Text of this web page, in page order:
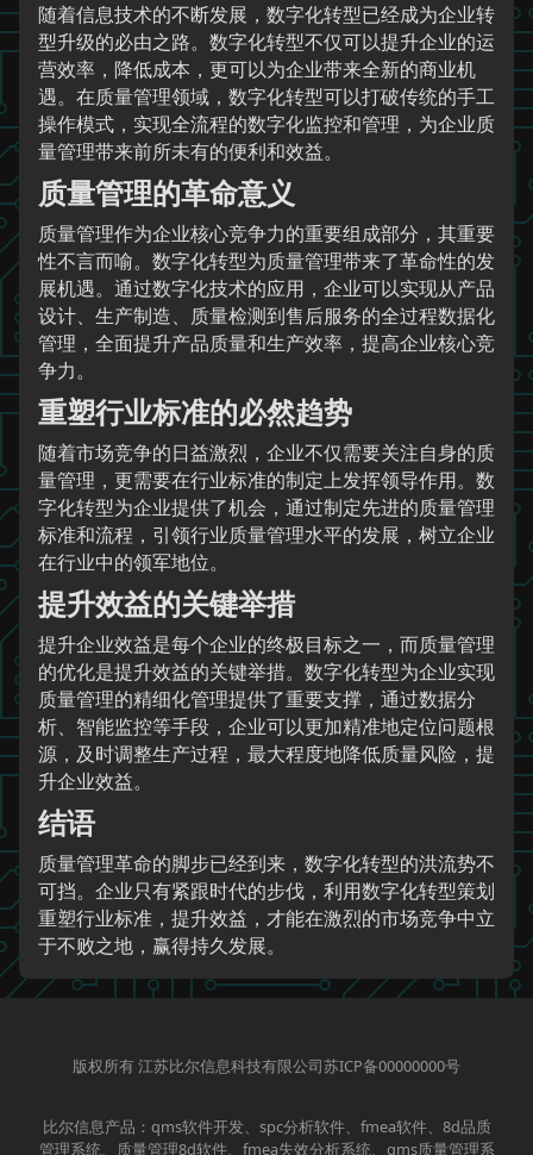
随着信息技术的不断发展，数字化转型已经成为企业转
型升级的必由之路。数字化转型不仅可以提升企业的运
营效率，降低成本，更可以为企业带来全新的商业机
遇。在质量管理领域，数字化转型可以打破传统的手工
操作模式，实现全流程的数字化监控和管理，为企业质
量管理带来前所未有的便利和效益。
质量管理的革命意义
质量管理作为企业核心竞争力的重要组成部分，其重要
性不言而喻。数字化转型为质量管理带来了革命性的发
展机遇。通过数字化技术的应用，企业可以实现从产品
设计、生产制造、质量检测到售后服务的全过程数据化
管理，全面提升产品质量和生产效率，提高企业核心竞
争力。
重塑行业标准的必然趋势
随着市场竞争的日益激烈，企业不仅需要关注自身的质
量管理，更需要在行业标准的制定上发挥领导作用。数
字化转型为企业提供了机会，通过制定先进的质量管理
标准和流程，引领行业质量管理水平的发展，树立企业
在行业中的领军地位。
提升效益的关键举措
提升企业效益是每个企业的终极目标之一，而质量管理
的优化是提升效益的关键举措。数字化转型为企业实现
质量管理的精细化管理提供了重要支撑，通过数据分
析、智能监控等手段，企业可以更加精准地定位问题根
源，及时调整生产过程，最大程度地降低质量风险，提
升企业效益。
结语
质量管理革命的脚步已经到来，数字化转型的洪流势不
可挡。企业只有紧跟时代的步伐，利用数字化转型策划
重塑行业标准，提升效益，才能在激烈的市场竞争中立
于不败之地，赢得持久发展。
版权所有 江苏比尔信息科技有限公司苏ICP备00000000号
比尔信息产品：qms软件开发、spc分析软件、fmea软件、8d品质
管理系统、质量管理8d软件、fmea失效分析系统、qms质量管理系